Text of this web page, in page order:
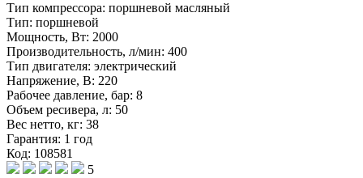
Тип компрессора: поршневой масляный
Тип: поршневой
Мощность, Вт: 2000
Производительность, л/мин: 400
Тип двигателя: электрический
Напряжение, В: 220
Рабочее давление, бар: 8
Объем ресивера, л: 50
Вес нетто, кг: 38
Гарантия: 1 год
Код: 108581
5